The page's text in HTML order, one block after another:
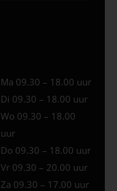
Ma 09.30 – 18.00 uur
Di 09.30 – 18.00 uur
Wo 09.30 – 18.00
uur
Do 09.30 – 18.00 uur
Vr 09.30 – 20.00 uur
Za 09.30 – 17.00 uur